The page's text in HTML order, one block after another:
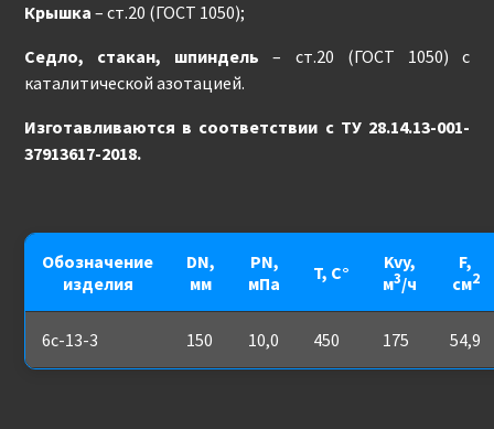
Крышка – ст.20 (ГОСТ 1050);
Седло, стакан, шпиндель – ст.20 (ГОСТ 1050) с
каталитической азотацией.
Изготавливаются в соответствии с ТУ 28.14.13-001-
37913617-2018.
Обозначение
изделия
DN,
мм
PN,
мПа
T, С°
Kvy,
м3/ч
F,
см2
6с-13-3 150 10,0 450 175 54,9